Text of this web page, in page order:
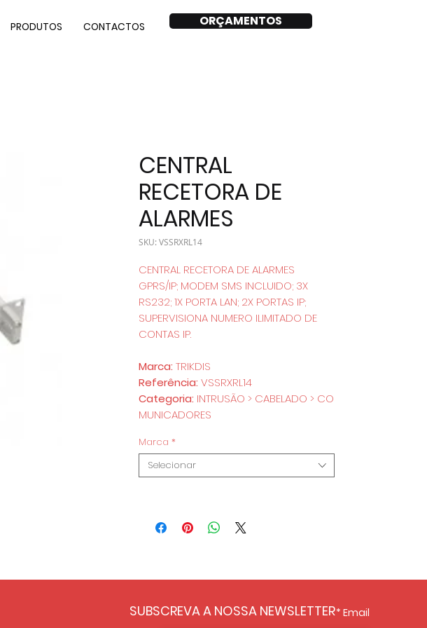
PRODUTOS CONTACTOS ORÇAMENTOS
CENTRAL
RECETORA DE
ALARMES
SKU: VSSRXRL14
CENTRAL RECETORA DE ALARMES
GPRS/IP; MODEM SMS INCLUIDO; 3X
RS232; 1X PORTA LAN; 2X PORTAS IP;
SUPERVISIONA NUMERO ILIMITADO DE
CONTAS IP.
Marca: TRIKDIS
Referência: VSSRXRL14
Categoria: INTRUSÃO > CABELADO > CO
MUNICADORES
Marca *
Selecionar
SUBSCREVA A NOSSA NEWSLETTER Email